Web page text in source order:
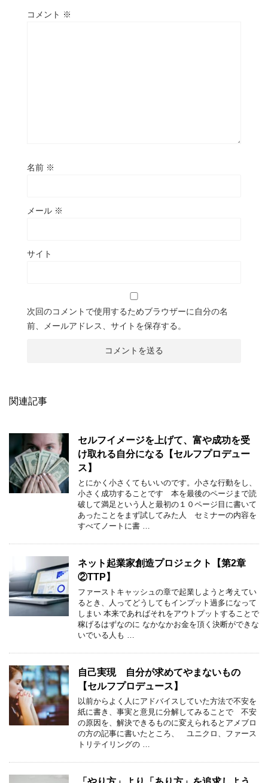
コメント ※
名前 ※
メール ※
サイト
次回のコメントで使用するためブラウザーに自分の名
前、メールアドレス、サイトを保存する。
関連記事
セルフイメージを上げて、富や成功を受
け取れる自分になる【セルフプロデュー
ス】
とにかく小さくてもいいのです。小さな行動をし、
小さく成功することです 本を最後のページまで読
破して満足という人と最初の１０ページ目に書いて
あったことをまず試してみた人 セミナーの内容を
すべてノートに書 …
ネット起業家創造プロジェクト【第2章
②TTP】
ファーストキャッシュの章で起業しようと考えてい
るとき、人ってどうしてもインプット過多になって
しまい 本来であればそれをアウトプットすることで
稼げるはずなのに なかなかお金を頂く決断ができな
いでいる人も …
自己実現 自分が求めてやまないもの
【セルフプロデュース】
以前からよく人にアドバイスしていた方法で不安を
紙に書き、事実と意見に分解してみることで 不安
の原因を、解決できるものに変えられるとアメブロ
の方の記事に書いたところ、 ユニクロ、ファース
トリテイリングの …